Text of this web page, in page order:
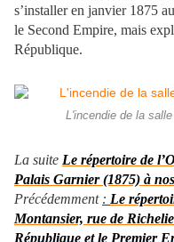
s’installer en janvier 1875
le Second Empire, mais
République.
L'incendie de la
La suite Le répertoire de
Palais Garnier (1875) à
Précédemment : Le
Montansier, rue de
République et le Premier